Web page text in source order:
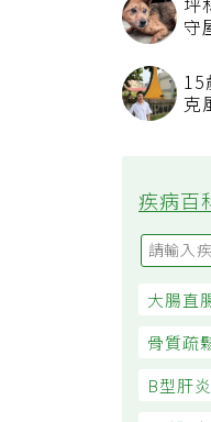
疾病百